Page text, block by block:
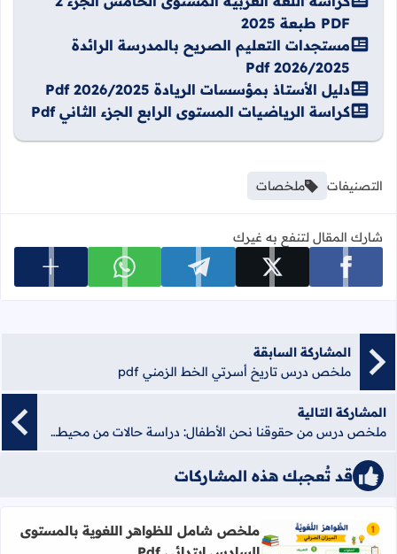
PDF طبعة 2025
مستجدات التعليم الصريح بالمدرسة الرائدة
2026/2025 Pdf
دليل الأستاذ بمؤسسات الريادة 2026/2025 Pdf
كراسة الرياضيات المستوى الرابع الجزء الثاني Pdf
التصنيفات ملخصات
شارك المقال لتنفع به غيرك
شارك على facebook شارك على x شارك على telegram شارك على whatsapp عرض
المشاركة السابقة
ملخص درس تاريخ أسرتي الخط الزمني pdf
المشاركة التالية
ملخص درس من حقوقنا نحن الأطفال: دراسة حالات من محيطي pdf
قد تُعجبك هذه المشاركات
ملخص شامل للظواهر اللغوية بالمستوى